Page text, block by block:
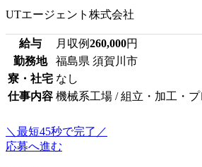
UTエージェント株式会社
給与 月収例260,000円
勤務地
福島県 須賀川市
寮・社宅 なし
仕事内容 機械系工場 / 組立・加工・プ
＼最短45秒で完了／
応募へ進む